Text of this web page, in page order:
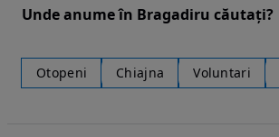
Unde anume în Bragadiru căutați?
Otopeni Chiajna Voluntari